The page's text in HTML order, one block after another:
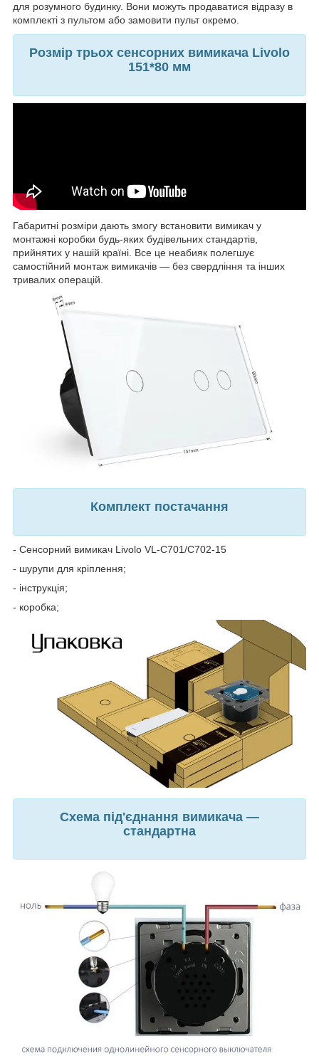
для розумного будинку. Вони можуть продаватися відразу в
комплекті з пультом або замовити пульт окремо.
Розмір трьох сенсорних вимикача Livolo
151*80 мм
Габаритні розміри дають змогу встановити вимикач у
монтажні коробки будь-яких будівельних стандартів,
прийнятих у нашій країні. Все це неабияк полегшує
самостійний монтаж вимикачів — без свердління та інших
тривалих операцій.
Комплект постачання
- Сенсорний вимикач Livolo VL-C701/C702-15
- шурупи для кріплення;
- інструкція;
- коробка;
Схема під'єднання вимикача —
стандартна